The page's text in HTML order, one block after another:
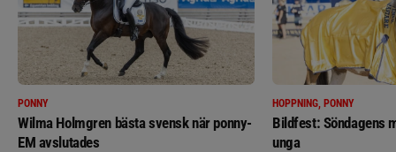
PONNY
Wilma Holmgren bästa svensk när ponny-
EM avslutades
HOPPNING, PONNY
Bildfest: Söndagens
unga